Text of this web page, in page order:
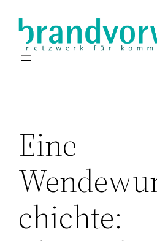
Inhalt
springen
Eine
chichte: